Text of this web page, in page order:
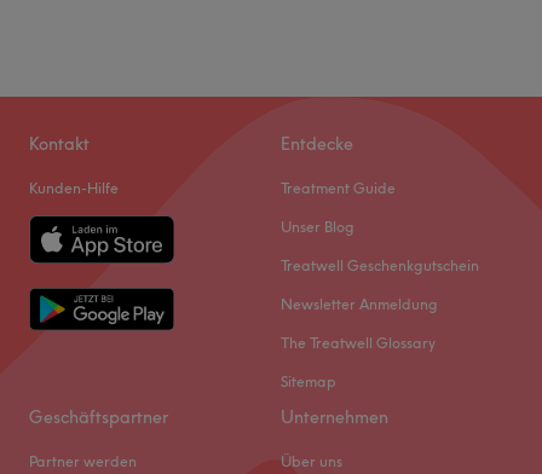
Kontakt
Kunden-Hilfe
Entdecke
Treatment Guide
Unser Blog
Treatwell Geschenkgutschein
Newsletter Anmeldung
The Treatwell Glossary
Sitemap
Geschäftspartner
Partner werden
Unternehmen
Über uns